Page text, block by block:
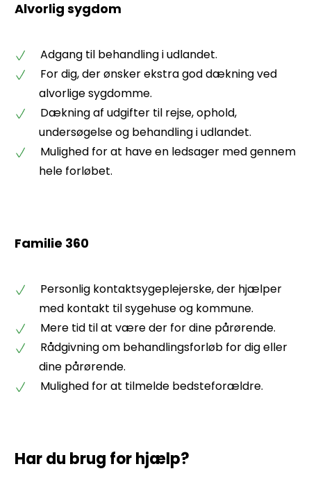
Alvorlig sygdom
Adgang til behandling i udlandet.
For dig, der ønsker ekstra god dækning ved
alvorlige sygdomme.
Dækning af udgifter til rejse, ophold,
undersøgelse og behandling i udlandet.
Mulighed for at have en ledsager med gennem
hele forløbet.
Familie 360
Personlig kontaktsygeplejerske, der hjælper
med kontakt til sygehuse og kommune.
Mere tid til at være der for dine pårørende.
Rådgivning om behandlingsforløb for dig eller
dine pårørende.
Mulighed for at tilmelde bedsteforældre.
Har du brug for hjælp?